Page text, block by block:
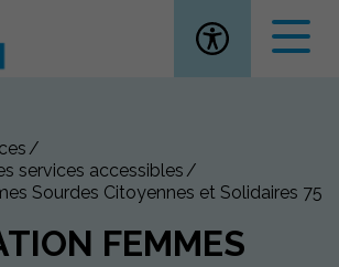
Ouvrir la
services accessibles
Sourdes Citoyennes et Solidaires 75
FEMMES